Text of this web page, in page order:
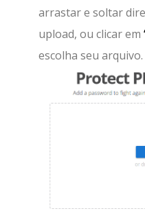
arrastar e soltar
upload, ou clicar em
escolha seu arquivo.